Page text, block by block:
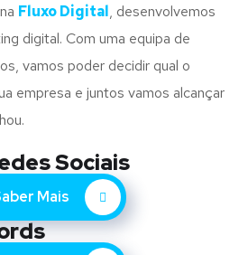
Fluxo Digital, desenvolvemos
digital. Com uma equipa de
vamos poder decidir qual o
empresa e juntos vamos alcançar
Sociais
Mais